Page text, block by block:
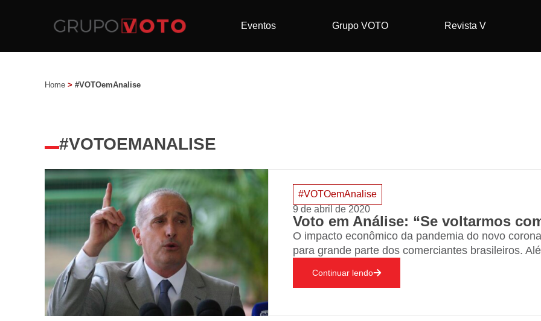
Eventos Grupo VOTO Revista V
Home > #VOTOemAnalise
#VOTOEMANALISE
#VOTOemAnalise
9 de abril de 2020
O impacto econômico da pandemia do novo
para grande parte dos comerciantes brasileiros.
fechamento do comércio. Contudo, em entrevista
Continuar lendo